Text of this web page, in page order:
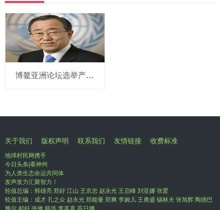
博鳌亚洲论坛选举产生新一届理事会 潘基文当选理事长
关于我们 版权声明 联系我们 友情链接 收费标准
地球村民网携手
今日头条|看神州
为人类生态命运共同体
发声发力汇聚智力！
轮值总编：韩雄亮 郑好 江山 王京忠 赵永光 王启峰 刘亚娜 张爱
轮值主编：成才 孔之众 赵永光 郑能量 郑爽 李婉儿 王勇盛 锡林夫 张旭辉 陶德巴
雅尔 郝好 张傲 韩浩 李真真 苏日娜